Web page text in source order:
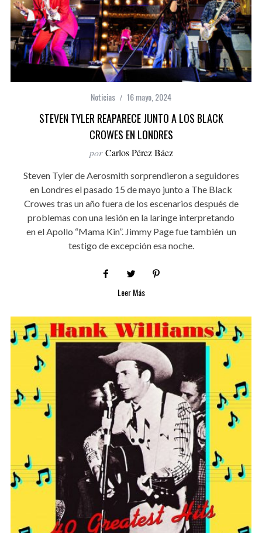
Noticias 16 mayo, 2024
STEVEN TYLER REAPARECE JUNTO A LOS BLACK
CROWES EN LONDRES
por Carlos Pérez Báez
Steven Tyler de Aerosmith sorprendieron a seguidores
en Londres el pasado 15 de mayo junto a The Black
Crowes tras un año fuera de los escenarios después de
problemas con una lesión en la laringe interpretando
en el Apollo “Mama Kin”. Jimmy Page fue también un
testigo de excepción esa noche.
Leer Más